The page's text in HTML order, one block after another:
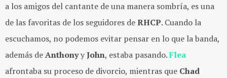
a los amigos del cantante de una manera sombría, es una
de las favoritas de los seguidores deRHCP. Cuando la
escuchamos, no podemos evitar pensar en lo que la banda,
además deAnthonyyJohn, estaba pasando.Flea
afrontaba su proceso de divorcio, mientras que Chad